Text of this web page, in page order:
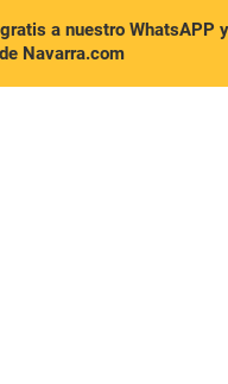
a nuestro WhatsAPP
Navarra.com